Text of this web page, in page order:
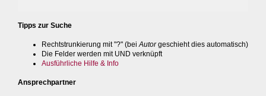
Tipps zur Suche
Rechtstrunkierung mit "?" (bei Autorgeschieht dies automatisch)
Die Felder werden mit UND verknüpft
Ausführliche Hilfe & Info
Ansprechpartner